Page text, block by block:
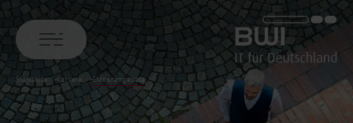
BWI GmbH
Startseite Karriere Stellenangebote